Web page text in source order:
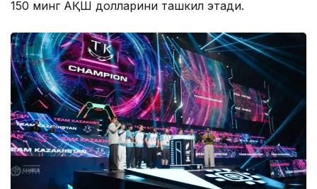
150 минг АҚШ долларини ташкил этади.